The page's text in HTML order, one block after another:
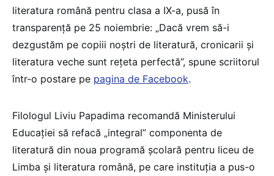
literatura română pentru clasa a IX-a, pusă în
transparență pe 25 noiembrie: „Dacă vrem să-i
dezgustăm pe copiii noștri de literatură, cronicarii și
literatura veche sunt rețeta perfectă”, spune scriitorul
într-o postare pe pagina de Facebook.
Filologul Liviu Papadima recomandă Ministerului
Educației să refacă „integral” componenta de
literatură din noua programă școlară pentru liceu de
Limba și literatura română, pe care instituția a pus-o